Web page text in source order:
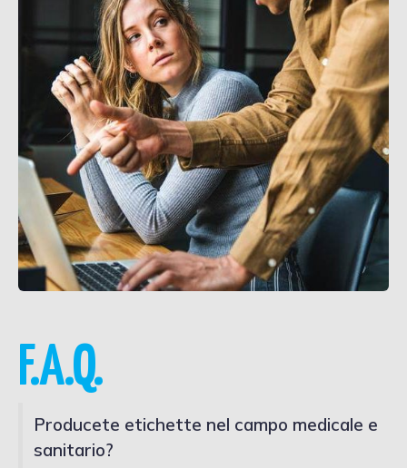
F.A.Q.
Producete etichette nel campo medicale e
sanitario?